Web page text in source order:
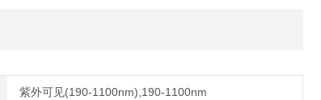
紫外可见(190-1100nm),190-1100nm